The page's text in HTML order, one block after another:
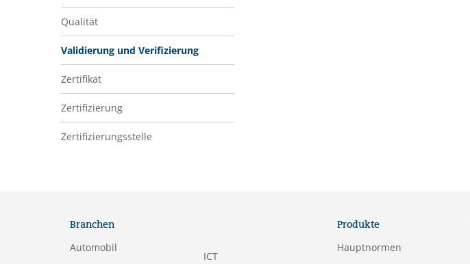
Qualität
Validierung und Verifizierung
Zertifikat
Zertifizierung
Zertifizierungsstelle
Branchen
Automobil
ICT
Produkte
Hauptnormen